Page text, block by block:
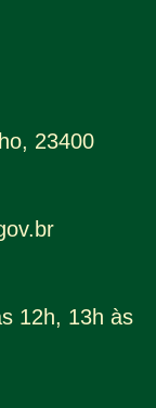
23400
12h, 13h às